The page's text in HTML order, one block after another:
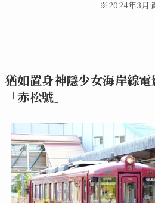
※2024年3月
猶如置身神隱少女海岸線
「赤松號」